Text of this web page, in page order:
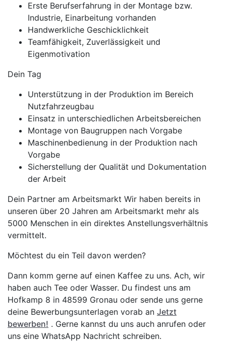
Erste Berufserfahrung in der Montage bzw.
Industrie, Einarbeitung vorhanden
Handwerkliche Geschicklichkeit
Teamfähigkeit, Zuverlässigkeit und
Eigenmotivation
Dein Tag
Unterstützung in der Produktion im Bereich
Nutzfahrzeugbau
Einsatz in unterschiedlichen Arbeitsbereichen
Montage von Baugruppen nach Vorgabe
Maschinenbedienung in der Produktion nach
Vorgabe
Sicherstellung der Qualität und Dokumentation
der Arbeit
Dein Partner am Arbeitsmarkt Wir haben bereits in
unseren über 20 Jahren am Arbeitsmarkt mehr als
5000 Menschen in ein direktes Anstellungsverhältnis
vermittelt.
Möchtest du ein Teil davon werden?
Dann komm gerne auf einen Kaffee zu uns. Ach, wir
haben auch Tee oder Wasser. Du findest uns am
Hofkamp 8 in 48599 Gronau oder sende uns gerne
deine Bewerbungsunterlagen vorab an Jetzt
bewerben! . Gerne kannst du uns auch anrufen oder
uns eine WhatsApp Nachricht schreiben.